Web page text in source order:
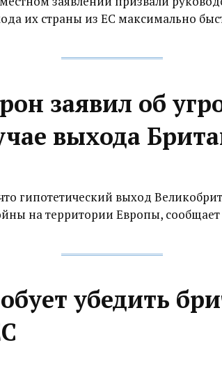
их страны из ЕС максимально
заявил об
выхода
гипотетический выход
на территории Европы, сообщает
убедить